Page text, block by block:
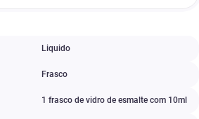
Liquido
Frasco
1 frasco de vidro de esmalte com 10ml